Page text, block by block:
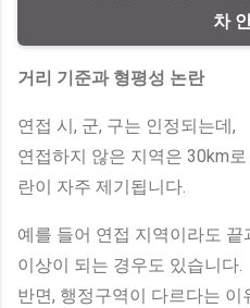
차
거리 기준과 형평성 논란
연접 시, 군, 구는 인정되는데,
연접하지 않은 지역은 30km
란이 자주 제기됩니다.
예를 들어 연접 지역이라도
이상이 되는 경우도 있습니다.
반면, 행정구역이 다르다는